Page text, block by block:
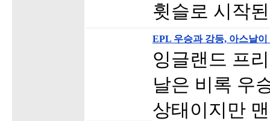
휫슬로 시작
EPL 우승과 강등, 아스날
잉글랜드 프
날은 비록 우
상태이지만